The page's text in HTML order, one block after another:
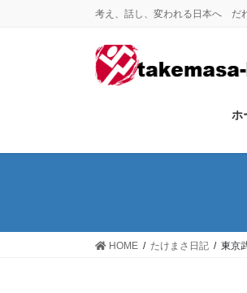
考え、話し、変われる日本へ だ
ホ
HOME たけまさ日記 東京